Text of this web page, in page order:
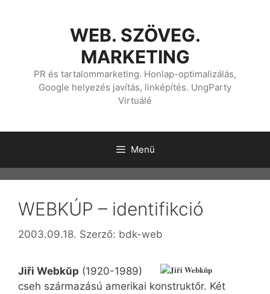
WEB. SZÖVEG.
MARKETING
PR és tartalommarketing. Honlap-optimalizálás,
Google helyezés javítás, linképítés. UngParty
Virtuálé
Menü
WEBKÚP – identifikció
2003.09.18. Szerző: bdk-web
Jiři Webkŭp (1920-1989)
cseh származású amerikai konstruktőr. Két